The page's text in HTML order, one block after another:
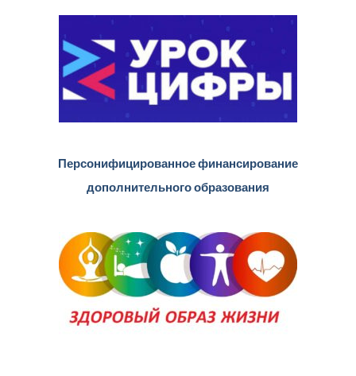
Персонифицированное финансирование
дополнительного образования